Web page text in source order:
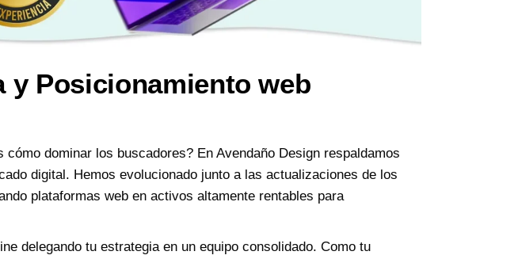
y Posicionamiento web
dominar los buscadores? En Avendaño Design respaldamos
digital. Hemos evolucionado junto a las actualizaciones de los
plataformas web en activos altamente rentables para
delegando tu estrategia en un equipo consolidado. Como tu